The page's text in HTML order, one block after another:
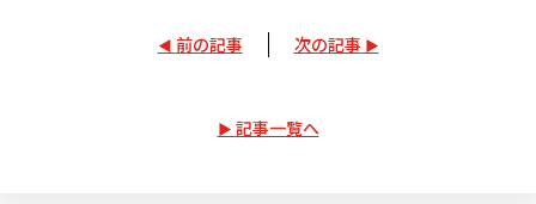
前の記事 次の記事
記事一覧へ